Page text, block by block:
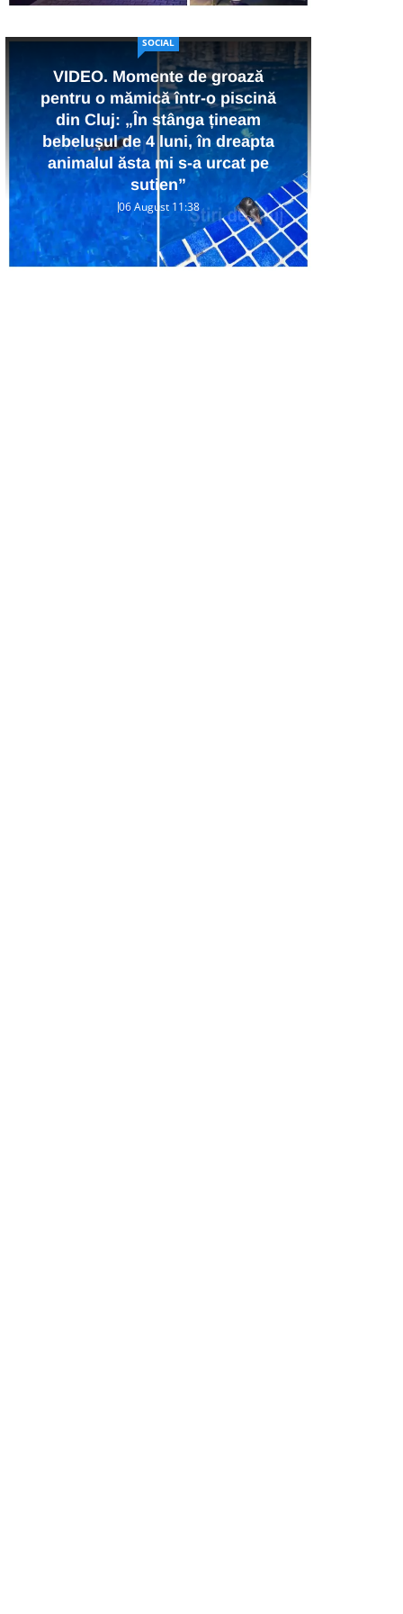
SOCIAL
VIDEO. Momente de groază
pentru o mămică într-o piscină
din Cluj: „În stânga țineam
bebelușul de 4 luni, în dreapta
animalul ăsta mi s-a urcat pe
sutien”
06 August 11:38